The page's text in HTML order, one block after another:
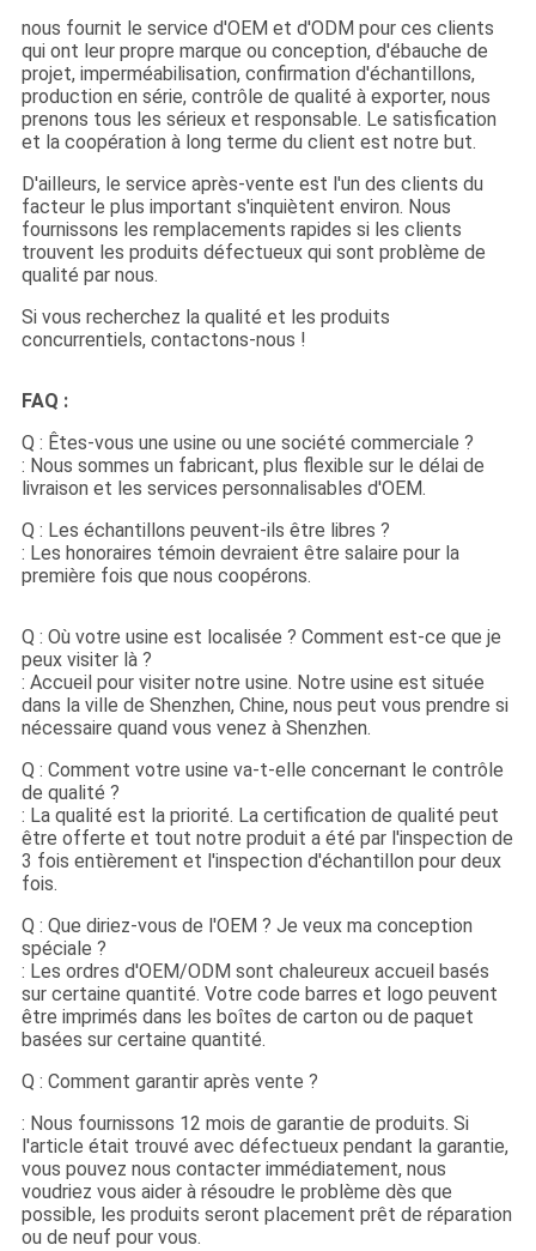
nous fournit le service d'OEM et d'ODM pour ces clients
qui ont leur propre marque ou conception, d'ébauche de
projet, imperméabilisation, confirmation d'échantillons,
production en série, contrôle de qualité à exporter, nous
prenons tous les sérieux et responsable. Le satisfication
et la coopération à long terme du client est notre but.
D'ailleurs, le service après-vente est l'un des clients du
facteur le plus important s'inquiètent environ. Nous
fournissons les remplacements rapides si les clients
trouvent les produits défectueux qui sont problème de
qualité par nous.
Si vous recherchez la qualité et les produits
concurrentiels, contactons-nous !
FAQ :
Q : Êtes-vous une usine ou une société commerciale ?
: Nous sommes un fabricant, plus flexible sur le délai de
livraison et les services personnalisables d'OEM.
Q : Les échantillons peuvent-ils être libres ?
: Les honoraires témoin devraient être salaire pour la
première fois que nous coopérons.
Q : Où votre usine est localisée ? Comment est-ce que je
peux visiter là ?
: Accueil pour visiter notre usine. Notre usine est située
dans la ville de Shenzhen, Chine, nous peut vous prendre si
nécessaire quand vous venez à Shenzhen.
Q : Comment votre usine va-t-elle concernant le contrôle
de qualité ?
: La qualité est la priorité. La certification de qualité peut
être offerte et tout notre produit a été par l'inspection de
3 fois entièrement et l'inspection d'échantillon pour deux
fois.
Q : Que diriez-vous de l'OEM ? Je veux ma conception
spéciale ?
: Les ordres d'OEM/ODM sont chaleureux accueil basés
sur certaine quantité. Votre code barres et logo peuvent
être imprimés dans les boîtes de carton ou de paquet
basées sur certaine quantité.
Q : Comment garantir après vente ?
: Nous fournissons 12 mois de garantie de produits. Si
l'article était trouvé avec défectueux pendant la garantie,
vous pouvez nous contacter immédiatement, nous
voudriez vous aider à résoudre le problème dès que
possible, les produits seront placement prêt de réparation
ou de neuf pour vous.